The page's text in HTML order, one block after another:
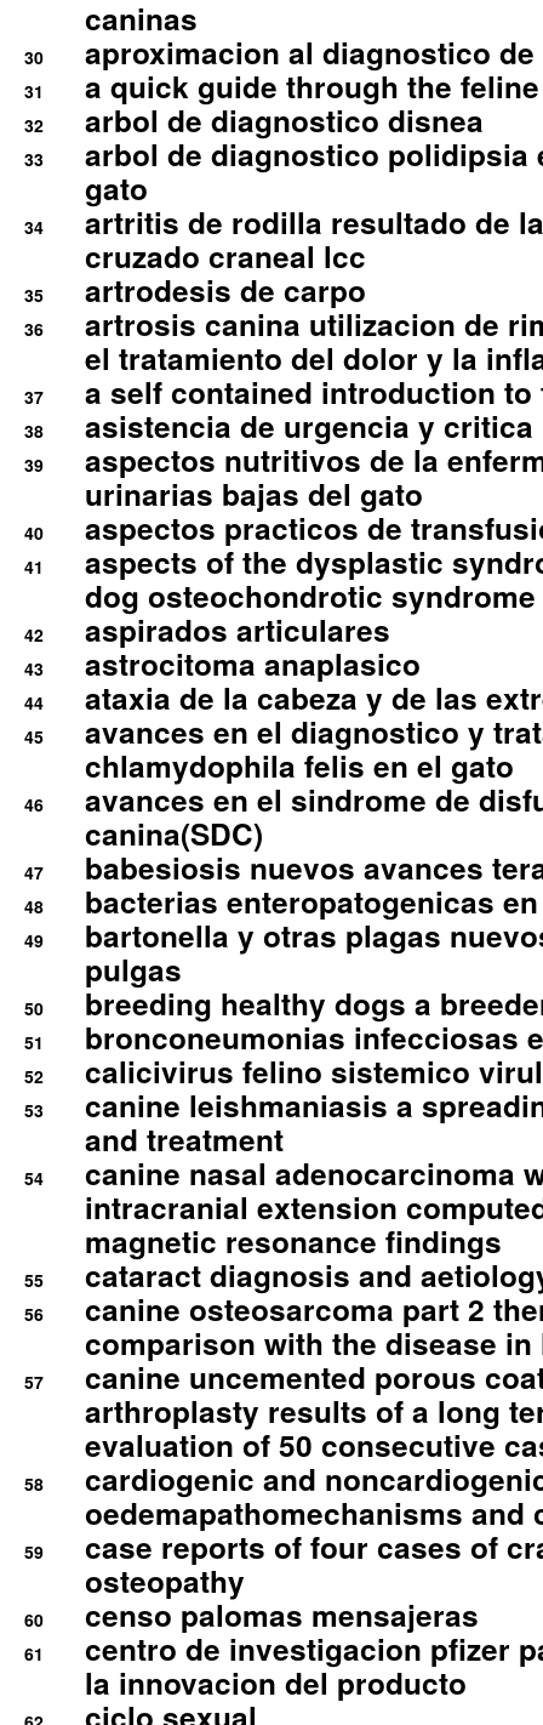
caninas
30 aproximacion al diagnostico
31 a quick guide through the
32 arbol de diagnostico disnea
33
arbol de diagnostico polidipsia
gato
34
artritis de rodilla resultado de
cruzado craneal lcc
35 artrodesis de carpo
36
artrosis canina utilizacion de
el tratamiento del dolor y la
37 a self contained introduction
38 asistencia de urgencia y
39
aspectos nutritivos de la
urinarias bajas del gato
40 aspectos practicos de
41
aspects of the dysplastic
dog osteochondrotic syndrome
42 aspirados articulares
43 astrocitoma anaplasico
44 ataxia de la cabeza y de las
45
avances en el diagnostico y
chlamydophila felis en el gato
46
avances en el sindrome de
canina(SDC)
47 babesiosis nuevos avances
48 bacterias enteropatogenicas
49
bartonella y otras plagas
pulgas
50 breeding healthy dogs a
51 bronconeumonias infecciosas
52 calicivirus felino sistemico
53
canine leishmaniasis a
and treatment
54
canine nasal adenocarcinoma
intracranial extension
magnetic resonance findings
55 cataract diagnosis and
56
canine osteosarcoma part 2
comparison with the disease in
57
canine uncemented porous
arthroplasty results of a long
evaluation of 50 consecutive
58
cardiogenic and
oedemapathomechanisms and
59
case reports of four cases of
osteopathy
60 censo palomas mensajeras
61
centro de investigacion pfizer
la innovacion del producto
ciclo sexual